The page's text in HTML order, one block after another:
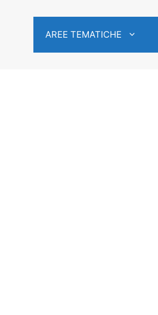
AREE TEMATICHE